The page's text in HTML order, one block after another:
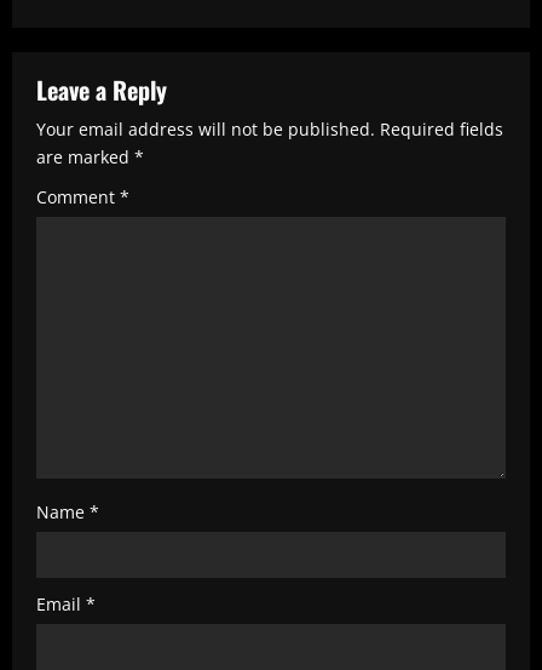
e
R
e
a
Leave a Reply
Your email address will not be published. Required fields
are marked *
Comment *
Name *
Email *